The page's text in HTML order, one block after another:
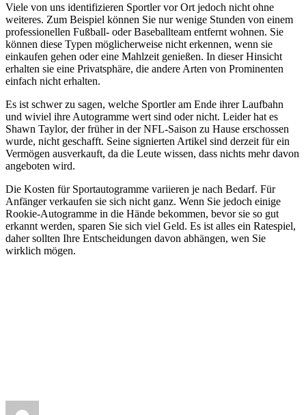
Viele von uns identifizieren Sportler vor Ort jedoch nicht ohne
weiteres. Zum Beispiel können Sie nur wenige Stunden von einem
professionellen Fußball- oder Baseballteam entfernt wohnen. Sie
können diese Typen möglicherweise nicht erkennen, wenn sie
einkaufen gehen oder eine Mahlzeit genießen. In dieser Hinsicht
erhalten sie eine Privatsphäre, die andere Arten von Prominenten
einfach nicht erhalten.
Es ist schwer zu sagen, welche Sportler am Ende ihrer Laufbahn
und wiviel ihre Autogramme wert sind oder nicht. Leider hat es
Shawn Taylor, der früher in der NFL-Saison zu Hause erschossen
wurde, nicht geschafft. Seine signierten Artikel sind derzeit für ein
Vermögen ausverkauft, da die Leute wissen, dass nichts mehr davon
angeboten wird.
Die Kosten für Sportautogramme variieren je nach Bedarf. Für
Anfänger verkaufen sie sich nicht ganz. Wenn Sie jedoch einige
Rookie-Autogramme in die Hände bekommen, bevor sie so gut
erkannt werden, sparen Sie sich viel Geld. Es ist alles ein Ratespiel,
daher sollten Ihre Entscheidungen davon abhängen, wen Sie
wirklich mögen.